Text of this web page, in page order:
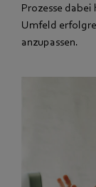
Prozesse
Umfeld
anzupassen.